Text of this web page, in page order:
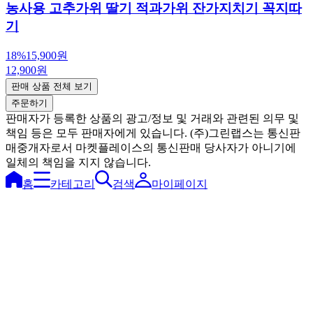
농사용 고추가위 딸기 적과가위 잔가지치기 꼭지따
기
18%15,900원
12,900원
판매 상품 전체 보기
주문하기
판매자가 등록한 상품의 광고/정보 및 거래와 관련된 의무 및
책임 등은 모두 판매자에게 있습니다. (주)그린랩스는 통신판
매중개자로서 마켓플레이스의 통신판매 당사자가 아니기에
일체의 책임을 지지 않습니다.
홈
카테고리 검색 마이페이지